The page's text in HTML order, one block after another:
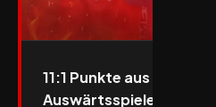
11:1 Punkte aus den
Auswärtsspielen – das